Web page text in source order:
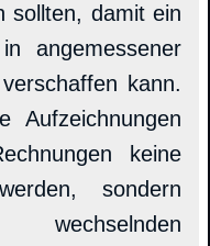
sollten, damit ein
angemessener
kann.
Aufzeichnungen
keine
sondern